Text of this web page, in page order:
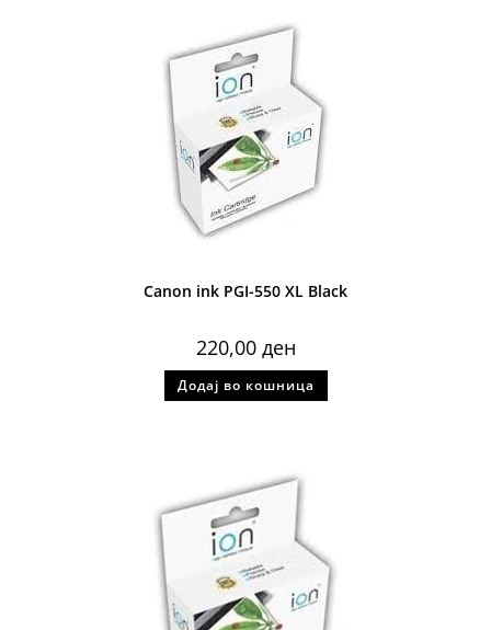
Canon ink PGI-550 XL Black
220,00 ден
Додај во кошница